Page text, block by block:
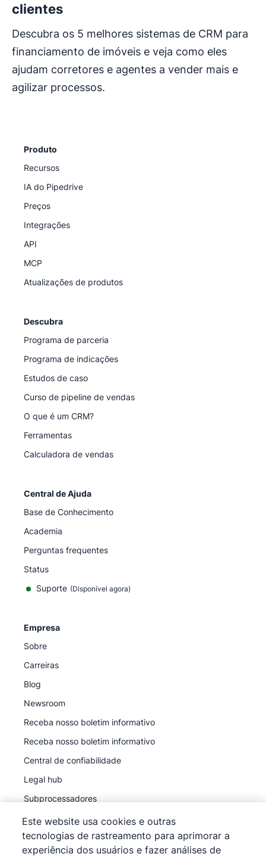
clientes
Descubra os 5 melhores sistemas de CRM para
financiamento de imóveis e veja como eles
ajudam corretores e agentes a vender mais e
agilizar processos.
Produto
Recursos
IA do Pipedrive
Preços
Integrações
API
MCP
Atualizações de produtos
Descubra
Programa de parceria
Programa de indicações
Estudos de caso
Curso de pipeline de vendas
O que é um CRM?
Ferramentas
Calculadora de vendas
Central de Ajuda
Base de Conhecimento
Academia
Perguntas frequentes
Status
Suporte (Disponível agora)
Empresa
Sobre
Carreiras
Blog
Newsroom
Receba nosso boletim informativo
Receba nosso boletim informativo
Central de confiabilidade
Legal hub
Subprocessadores
Este website usa cookies e outras
tecnologias de rastreamento para aprimorar a
experiência dos usuários e fazer análises de